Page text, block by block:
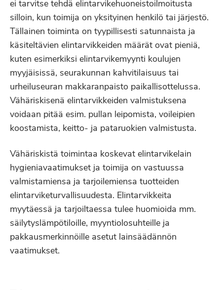
ei tarvitse tehdä elintarvikehuoneistoilmoitusta
silloin, kun toimija on yksityinen henkilö tai järjestö.
Tällainen toiminta on tyypillisesti satunnaista ja
käsiteltävien elintarvikkeiden määrät ovat pieniä,
kuten esimerkiksi elintarvikemyynti koulujen
myyjäisissä, seurakunnan kahvitilaisuus tai
urheiluseuran makkaranpaisto paikallisottelussa.
Vähäriskisenä elintarvikkeiden valmistuksena
voidaan pitää esim. pullan leipomista, voileipien
koostamista, keitto- ja pataruokien valmistusta.
Vähäriskistä toimintaa koskevat elintarvikelain
hygieniavaatimukset ja toimija on vastuussa
valmistamiensa ja tarjoilemiensa tuotteiden
elintarviketurvallisuudesta. Elintarvikkeita
myytäessä ja tarjoiltaessa tulee huomioida mm.
säilytyslämpötiloille, myyntiolosuhteille ja
pakkausmerkinnöille asetut lainsäädännön
vaatimukset.